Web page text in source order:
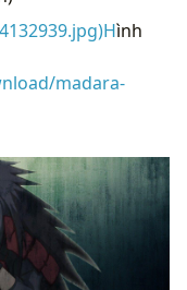
ình
madara-